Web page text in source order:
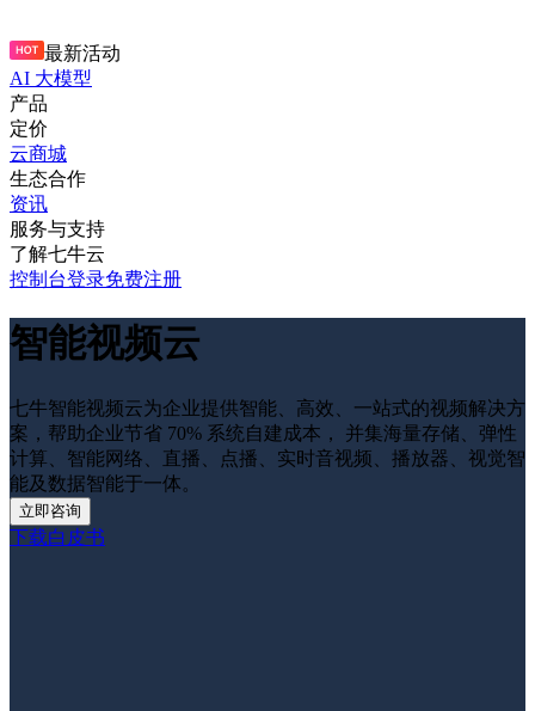
最新活动
AI 大模型
产品
定价
云商城
生态合作
资讯
服务与支持
了解七牛云
控制台登录免费注册
智能视频云
七牛智能视频云为企业提供智能、高效、一站式的视频解决方
案，帮助企业节省 70% 系统自建成本， 并集海量存储、弹性
计算、智能网络、直播、点播、实时音视频、播放器、视觉智
能及数据智能于一体。
立即咨询
下载白皮书